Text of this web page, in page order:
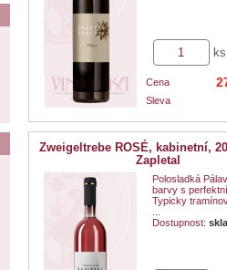
ks
Cena
Sleva
Zweigeltrebe ROSÉ, kabinetní,
Zapletal
Polosladká
barvy s
Typicky
...
Dostupnost: